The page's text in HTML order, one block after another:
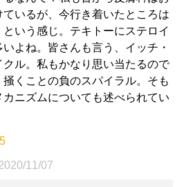
いるが、今行き着いたところは
という感じ。テキトーにステロイ
いよね。皆さんも言う、イッチ・
クル。私もかなり思い当たるので
掻くことの負のスパイラル。そも
カニズムについても述べられてい
11/07